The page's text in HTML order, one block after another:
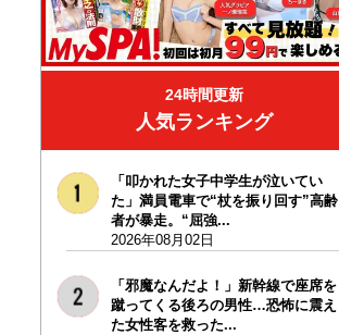
24時間更新
人気ランキング
「叩かれた女子中学生が泣いてい
た」満員電車で“杖を振り回す”高齢
者が暴走。“屈強...
2026年08月02日
「邪魔なんだよ！」新幹線で座席を
蹴ってくる後ろの男性…恐怖に震え
た女性客を救った...